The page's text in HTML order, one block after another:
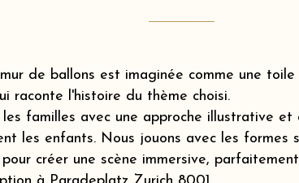
de ballons est imaginée comme une
raconte l'histoire du thème choisi.
les familles avec une approche illustrative
les enfants. Nous jouons avec les formes
créer une scène immersive,